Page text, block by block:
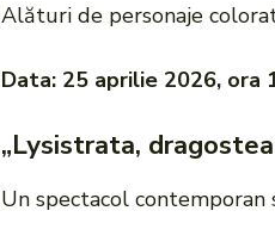
Alături de personaje
Data: 25 aprilie 2026, ora
„Lysistrata,
Un spectacol contemporan